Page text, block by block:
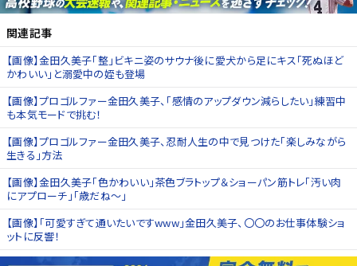
関連記事
【画像】金田久美子「整」ビキニ姿のサウナ後に愛犬から足にキス「死ぬほど
かわいい」と溺愛中の姪も登場
【画像】プロゴルファー金田久美子、「感情のアップダウン減らしたい」練習中
も本気モードで挑む！
【画像】プロゴルファー金田久美子、忍耐人生の中で見つけた「楽しみながら
生きる」方法
【画像】金田久美子「色かわいい」茶色ブラトップ＆ショーパン筋トレ「汚い肉
にアプローチ」「歳だね～」
【画像】「可愛すぎて通いたいですwww」金田久美子、〇〇のお仕事体験ショ
ットに反響！